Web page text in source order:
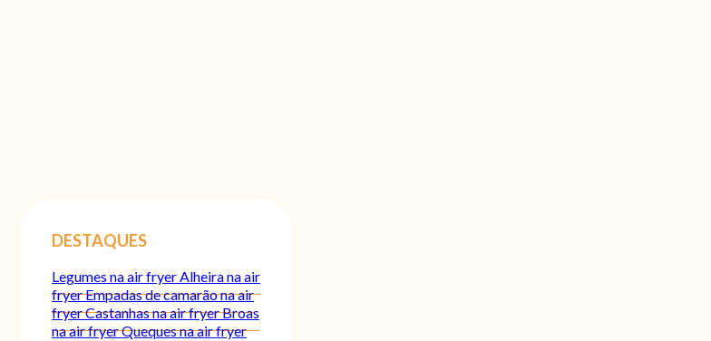
DESTAQUES
Legumes na air fryerAlheira na air
fryerEmpadas de camarão na air
fryerCastanhas na air fryerBroas
na air fryerQueques na air fryer